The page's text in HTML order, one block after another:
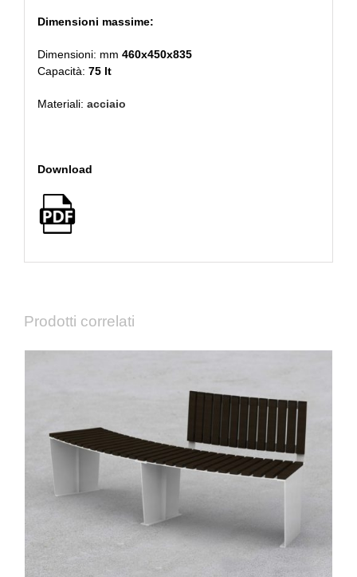
Dimensioni massime:
Dimensioni: mm 460x450x835
Capacità: 75 lt
Materiali: acciaio
Download
Prodotti correlati